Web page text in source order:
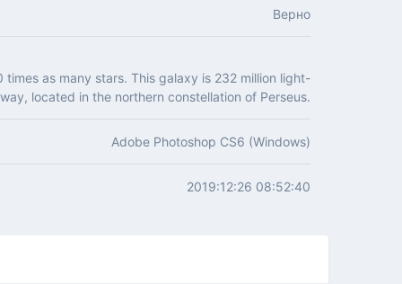
Верно
as many stars. This galaxy is 232 million light-
located in the northern constellation of Perseus.
Adobe Photoshop CS6 (Windows)
2019:12:26 08:52:40